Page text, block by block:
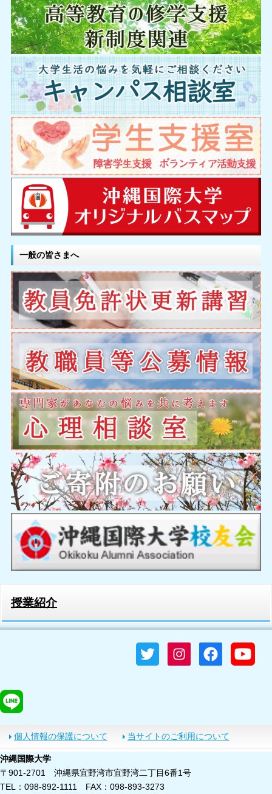
一般の皆さまへ
授業紹介
個人情報の保護について 当サイトのご利用について
沖縄国際大学
〒901-2701 沖縄県宜野湾市宜野湾二丁目6番1号
TEL：098-892-1111 FAX：098-893-3273